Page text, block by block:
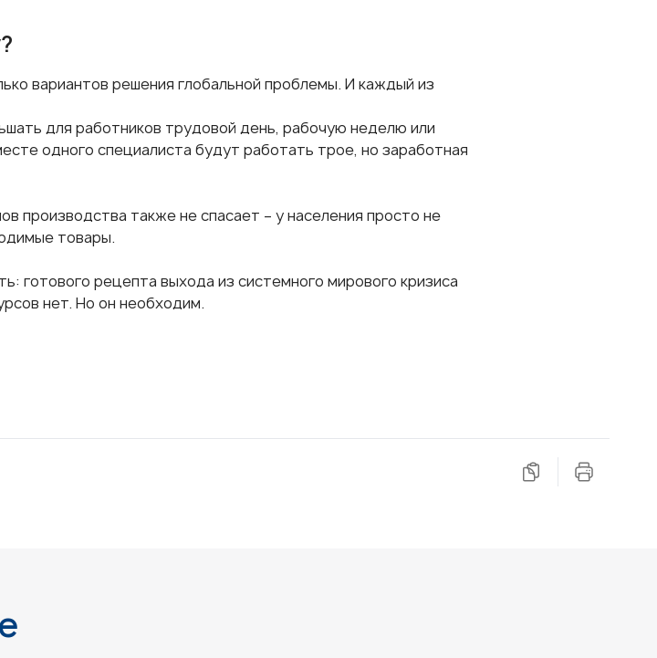
вариантов решения глобальной проблемы. И каждый из
для работников трудовой день, рабочую неделю или
одного специалиста будут работать трое, но заработная
производства также не спасает – у населения просто не
товары.
готового рецепта выхода из системного мирового кризиса
нет. Но он необходим.